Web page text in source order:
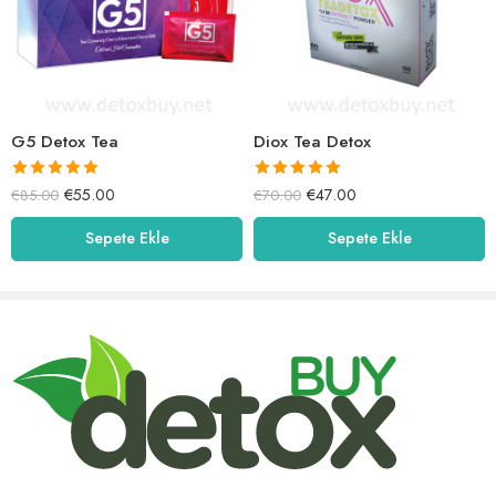
– 1 ADET ALMAK IÇIN ÜRÜNE GİDİN –
G5 Detox Tea
5 üzerinden
5.00oy aldı
€85.00 €55.00
Sepete Ekle
Diox Tea Detox
5 üzerinden
5.00oy aldı
€70.00 €47.00
Sepete Ekle